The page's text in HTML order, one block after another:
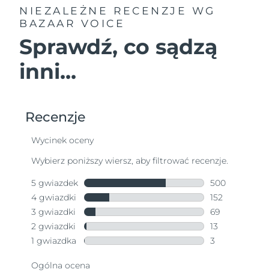
NIEZALEŻNE RECENZJE
WG
BAZAAR VOICE
Sprawdź, co sądzą
inni...